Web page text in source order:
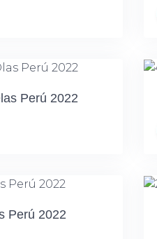
Perú 2022
Perú 2022